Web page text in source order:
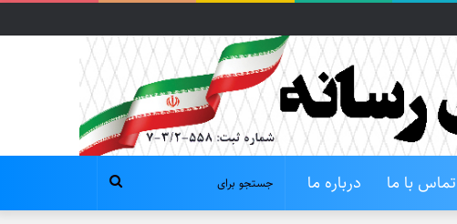
تماس با ما درباره ما جستجو